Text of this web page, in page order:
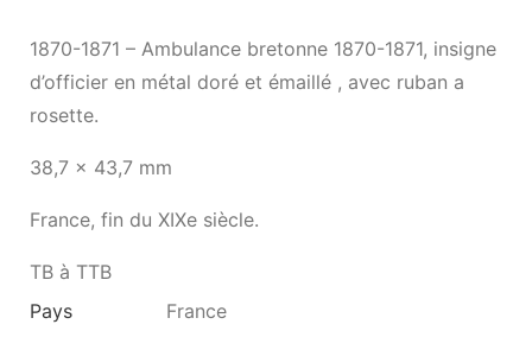
1870-1871 – Ambulance bretonne 1870-1871, insigne
d’officier en métal doré et émaillé , avec ruban a
rosette.
38,7 x 43,7 mm
France, fin du XIXe siècle.
TB à TTB
Pays
France